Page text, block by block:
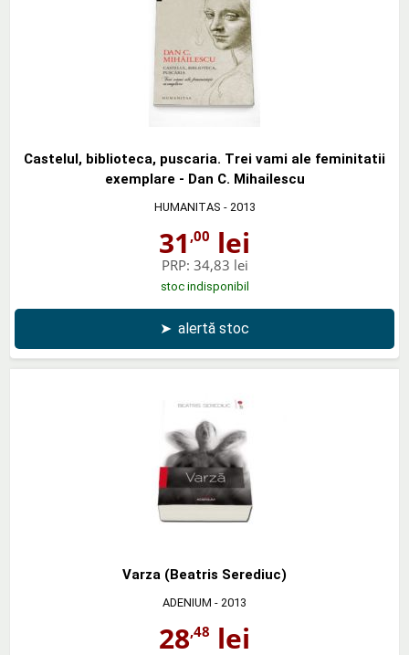
Castelul, biblioteca, puscaria. Trei vami ale feminitatii
exemplare - Dan C. Mihailescu
HUMANITAS - 2013
31 ,00 lei
PRP: 34,83 lei
stoc indisponibil
➤ alertă stoc
Varza (Beatris Serediuc)
ADENIUM - 2013
28,48 lei